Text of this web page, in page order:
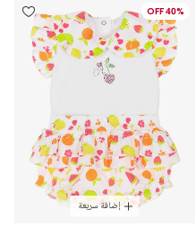
40% OFF
إضافة سريعة